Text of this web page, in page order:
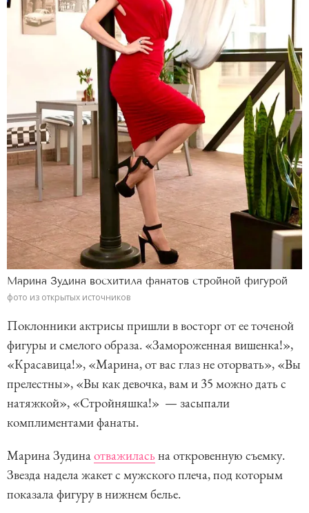
Марина Зудина восхитила фанатов стройной фигурой
фото из открытых источников
Поклонники актрисы пришли в восторг от ее точеной
фигуры и смелого образа. «Замороженная вишенка!»,
«Красавица!», «Марина, от вас глаз не оторвать», «Вы
прелестны», «Вы как девочка, вам и 35 можно дать с
натяжкой», «Стройняшка!» — засыпали
комплиментами фанаты.
Марина Зудинаотважилась на откровенную съемку.
Звезда надела жакет с мужского плеча, под которым
показала фигуру в нижнем белье.